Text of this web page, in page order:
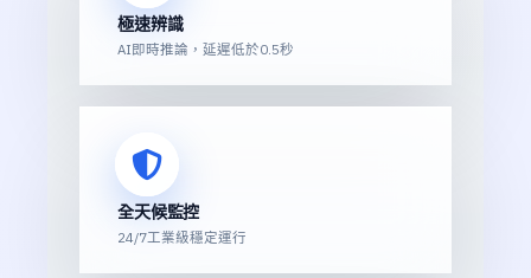
極速辨識
AI即時推論，延遲低於0.5秒
全天候監控
24/7工業級穩定運行